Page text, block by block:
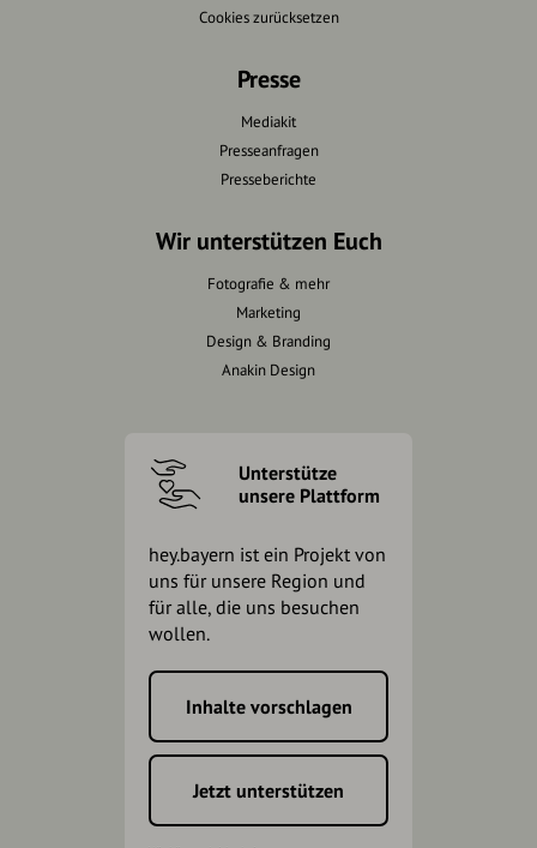
Cookies zurücksetzen
Presse
Mediakit
Presseanfragen
Presseberichte
Wir unterstützen Euch
Fotografie & mehr
Marketing
Design & Branding
Anakin Design
Unterstütze
unsere Plattform
hey.bayern ist ein Projekt von
uns für unsere Region und
für alle, die uns besuchen
wollen.
Inhalte vorschlagen
Jetzt unterstützen